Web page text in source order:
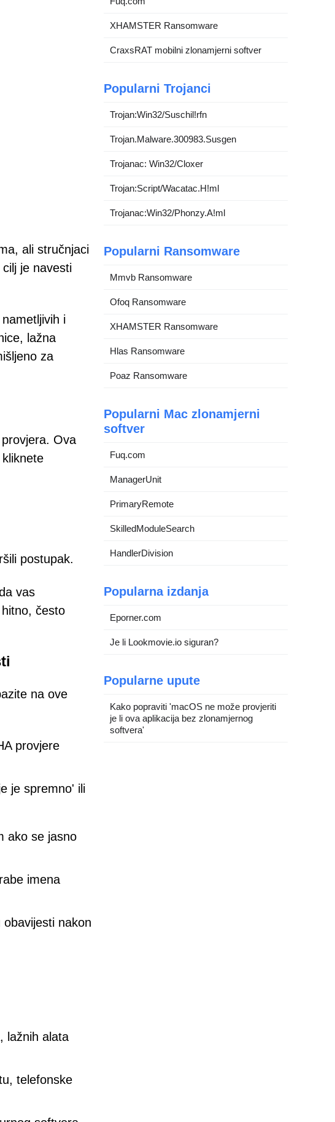
ali stručnjaci
je navesti
i
lažna
za
Ova
postupak.
vas
često
na ove
provjere
je spremno' ili
ako se jasno
imena
nakon
lažnih alata
telefonske
XHAMSTER Ransomware
CraxsRAT mobilni zlonamjerni softver
Popularni Trojanci
Trojan:Win32/Suschil!rfn
Trojan.Malware.300983.Susgen
Trojanac: Win32/Cloxer
Trojan:Script/Wacatac.H!ml
Trojanac:Win32/Phonzy.A!ml
Popularni Ransomware
Mmvb Ransomware
Ofoq Ransomware
XHAMSTER Ransomware
Hlas Ransomware
Poaz Ransomware
Popularni Mac zlonamjerni
softver
Fuq.com
ManagerUnit
PrimaryRemote
SkilledModuleSearch
HandlerDivision
Popularna izdanja
Eporner.com
Je li Lookmovie.io siguran?
Popularne upute
Kako popraviti 'macOS ne može provjeriti
je li ova aplikacija bez zlonamjernog
softvera'